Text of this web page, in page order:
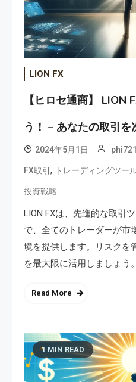
LION FX
【ヒロセ通商】 LION
う！ – あなたの取引を
2024年5月1日
FX取引 , トレーディングツー
投資戦略
LION FXは、先進的な取引
で、全てのトレーダーが市
境を提供します。リスクを
を最大限に活用しましょう。
Read More
1 MIN READ